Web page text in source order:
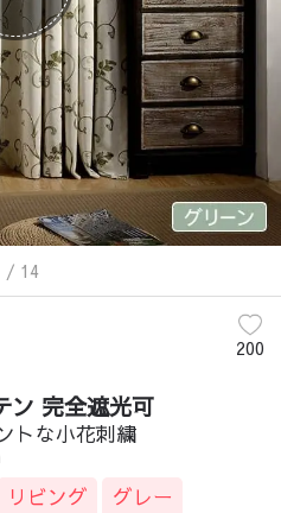
/ 14
200
ン 完全遮光可
トな小花刺繍
リビング
グレー